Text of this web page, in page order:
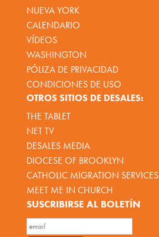
NUEVA YORK
CALENDARIO
VÍDEOS
WASHINGTON
PÓLIZA DE PRIVACIDAD
CONDICIONES DE USO
OTROS SITIOS DE DESALES:
THE TABLET
NET TV
DESALES MEDIA
DIOCESE OF BROOKLYN
CATHOLIC MIGRATION SERVICES
MEET ME IN CHURCH
SUSCRIBIRSE AL BOLETÍN